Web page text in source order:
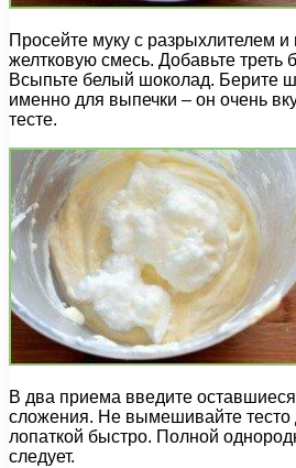
Просейте муку с разрыхлителем
желтковую смесь. Добавьте треть
Всыпьте белый шоколад. Берите
именно для выпечки – он очень
тесте.
В два приема введите
сложения. Не вымешивайте тесто
лопаткой быстро. Полной
следует.